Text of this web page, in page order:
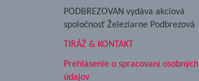
PODBREZOVAN vydáva akciová
spoločnosť Železiarne Podbrezová
TIRÁŽ & KONTAKT
Prehlásenie o spracovaní osobných
údajov